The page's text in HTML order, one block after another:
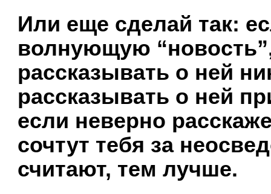
Или еще сделай так:
волнующую
рассказывать о ней
рассказывать о ней
если неверно
сочтут тебя за
считают, тем лучше.